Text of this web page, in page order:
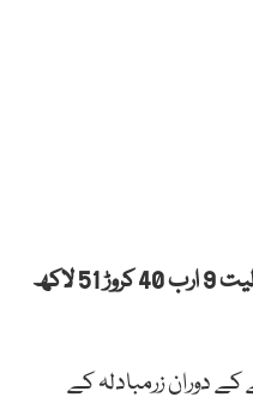
زرمبادلہ کے سرکاری ذخائر کی مالیت 9 ارب 40 کروڑ 51 لاکھ
کے دوران زرمبادلہ کے